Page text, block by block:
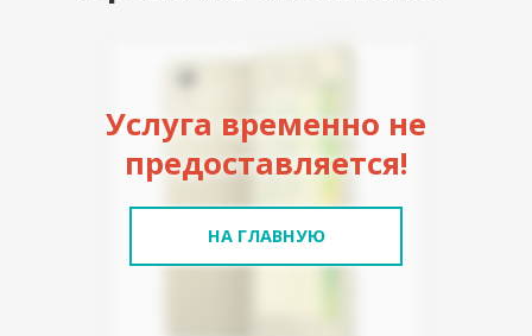
Услуга временно не
предоставляется!
НА ГЛАВНУЮ